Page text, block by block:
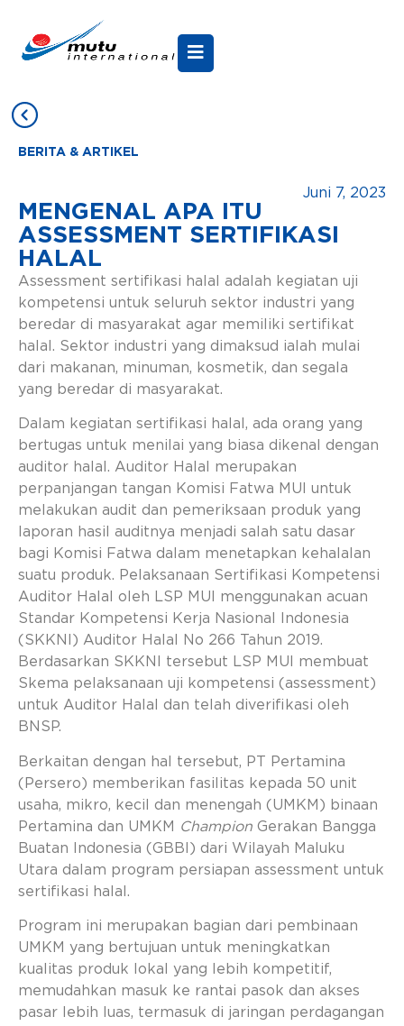
BERITA & ARTIKEL
Juni 7, 2023
MENGENAL APA ITU
ASSESSMENT SERTIFIKASI
HALAL
Assessment sertifikasi halal adalah kegiatan uji
kompetensi untuk seluruh sektor industri yang
beredar di masyarakat agar memiliki sertifikat
halal. Sektor industri yang dimaksud ialah mulai
dari makanan, minuman, kosmetik, dan segala
yang beredar di masyarakat.
Dalam kegiatan sertifikasi halal, ada orang yang
bertugas untuk menilai yang biasa dikenal dengan
auditor halal. Auditor Halal merupakan
perpanjangan tangan Komisi Fatwa MUI untuk
melakukan audit dan pemeriksaan produk yang
laporan hasil auditnya menjadi salah satu dasar
bagi Komisi Fatwa dalam menetapkan kehalalan
suatu produk. Pelaksanaan Sertifikasi Kompetensi
Auditor Halal oleh LSP MUI menggunakan acuan
Standar Kompetensi Kerja Nasional Indonesia
(SKKNI) Auditor Halal No 266 Tahun 2019.
Berdasarkan SKKNI tersebut LSP MUI membuat
Skema pelaksanaan uji kompetensi (assessment)
untuk Auditor Halal dan telah diverifikasi oleh
BNSP.
Berkaitan dengan hal tersebut, PT Pertamina
(Persero) memberikan fasilitas kepada 50 unit
usaha, mikro, kecil dan menengah (UMKM) binaan
Pertamina dan UMKM
Champion Gerakan Bangga
Buatan Indonesia (GBBI) dari Wilayah Maluku
Utara dalam program persiapan assessment untuk
sertifikasi halal.
Program ini merupakan bagian dari pembinaan
UMKM yang bertujuan untuk meningkatkan
kualitas produk lokal yang lebih kompetitif,
memudahkan masuk ke rantai pasok dan akses
pasar lebih luas, termasuk di jaringan perdagangan